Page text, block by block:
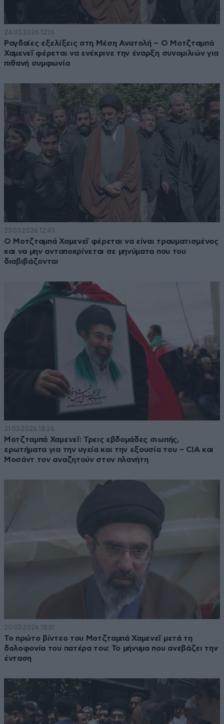
24·03·2026 12:16
Ραγδαίες εξελίξεις στη Μέση Ανατολή – Ο Μοτζταμπά
Χαμενεΐ φέρεται να ενέκρινε την έναρξη συνομιλιών για
πιθανή συμφωνία
23·03·2026 12:45
Ο Μοτζταμπά Χαμενεΐ φέρεται να είναι τραυματισμένος
και να μην ανταποκρίνεται σε μηνύματα που του
διαβιβάζονται
21·03·2026 18:26
Μοτζταμπά Χαμενεΐ: Τρεις εβδομάδες σιωπής,
ερωτήματα για την υγεία και την εξουσία του – CIA και
Μοσάντ τον αναζητούν στον πλανήτη
20·03·2026 18:31
Το πρώτο βίντεο του Μοτζταμπά Χαμενεΐ μετά τη
δολοφονία του πατέρα του: Το μήνυμα που ανεβάζει την
ένταση